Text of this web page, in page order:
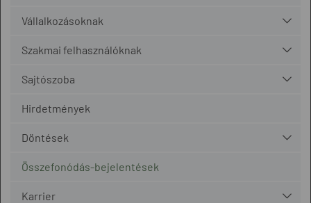
Vállalkozásoknak
Szakmai felhasználóknak
Sajtószoba
Hirdetmények
Döntések
Összefonódás-bejelentések
Karrier